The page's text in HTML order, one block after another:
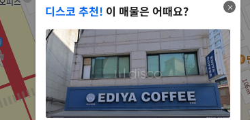
디스코 추천! 이 매물은 어때요?